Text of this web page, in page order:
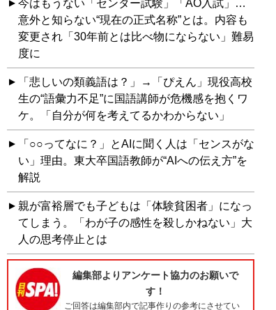
今はもうない「センター試験」「AO入試」…
意外と知らない“現在の正式名称”とは。内容も
変更され「30年前とは比べ物にならない」難易
度に
「悲しいの類義語は？」→「ぴえん」現役高校
生の“語彙力不足”に国語講師が危機感を抱くワ
ケ。「自分が何を考えてるかわからない」
「○○ってなに？」とAIに聞く人は「センスがな
い」理由。東大卒国語教師が“AIへの伝え方”を
解説
親が富裕層でも子どもは「体験貧困者」になっ
てしまう。「わが子の感性を殺しかねない」大
人の思考停止とは